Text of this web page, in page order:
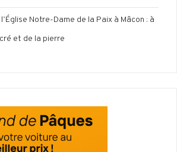
Notre-Dame de la Paix à Mâcon : à
et de la pierre